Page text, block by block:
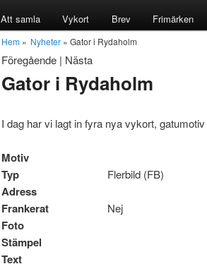
Att samla Vykort Brev Frimärken
Hem » Nyheter » Gator i Rydaholm
Föregående | Nästa
Gator i Rydaholm
I dag har vi lagt in fyra nya vykort,
Motiv
Typ
Flerbild (FB)
Adress
Frankerat
Nej
Foto
Stämpel
Text